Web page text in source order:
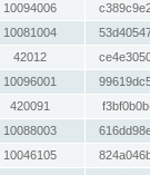
10094006
10081004
42012
10096001
420091
10088003
10046105